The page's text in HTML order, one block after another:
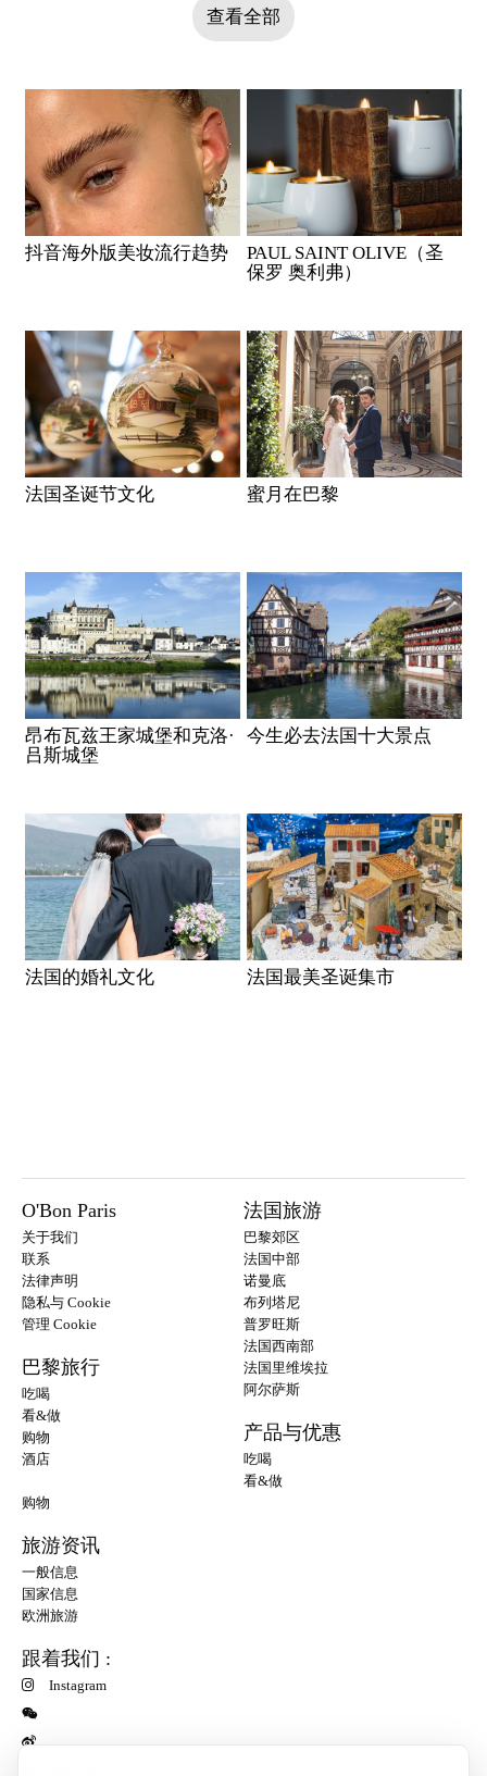
查看全部
抖音海外版美妆流行趋势
PAUL SAINT OLIVE（圣
保罗 奥利弗）
法国圣诞节文化 蜜月在巴黎
昂布瓦兹王家城堡和克洛·
吕斯城堡
今生必去法国十大景点
法国的婚礼文化 法国最美圣诞集市
O'Bon Paris
关于我们
联系
法律声明
隐私与 Cookie
管理 Cookie
巴黎旅行
吃喝
看&做
购物
酒店
法国旅游
巴黎郊区
法国中部
诺曼底
布列塔尼
普罗旺斯
法国西南部
法国里维埃拉
阿尔萨斯
产品与优惠
吃喝
看&做
购物
旅游资讯
一般信息
国家信息
欧洲旅游
跟着我们 :
Instagram